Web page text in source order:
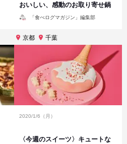
おいしい、感動のお取り寄せ鍋
「食べログマガジン」編集部
京都 千葉
2020/1/6（月）
〈今週のスイーツ〉キュートな